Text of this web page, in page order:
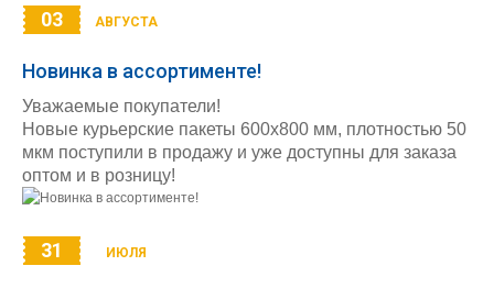
03 АВГУСТА
Новинка в ассортименте!
Уважаемые покупатели!
Новые курьерские пакеты 600х800 мм, плотностью 50
мкм поступили в продажу и уже доступны для заказа
оптом и в розницу!
31 ИЮЛЯ